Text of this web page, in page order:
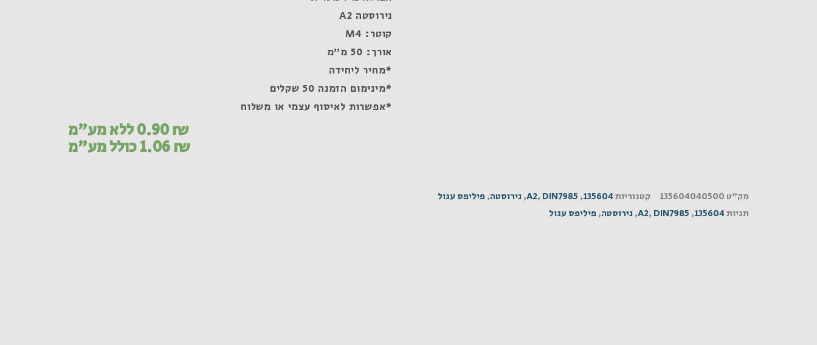
נירוסטה A2
קוטר: M4
אורך: 50 מ"מ
*מחיר ליחידה
*מינימום הזמנה 50 שקלים
*אפשרות לאיסוף עצמי או משלוח
0.90₪ ללא מע"מ
1.06₪ כולל מע"מ
מק"ט 135604040500 קטגוריות135604
,
A2, DIN7985
, נירוסטה, פיליפס עגול
תגיות135604
,
A2, DIN7985
, נירוסטה, פיליפס עגול